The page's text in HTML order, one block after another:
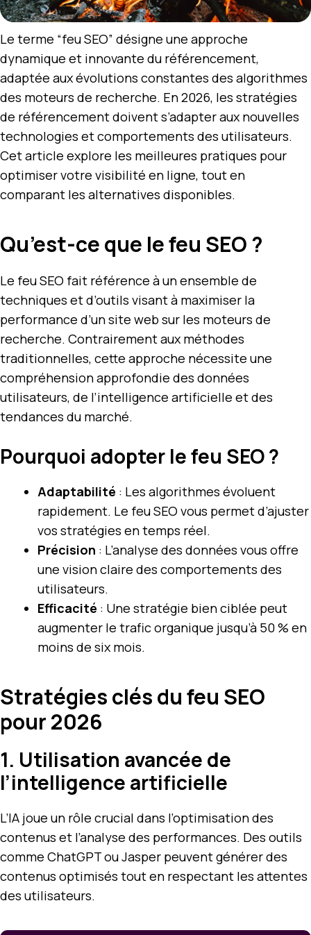
Le terme “feu SEO” désigne une approche
dynamique et innovante du référencement,
adaptée aux évolutions constantes des algorithmes
des moteurs de recherche. En 2026, les stratégies
de référencement doivent s’adapter aux nouvelles
technologies et comportements des utilisateurs.
Cet article explore les meilleures pratiques pour
optimiser votre visibilité en ligne, tout en
comparant les alternatives disponibles.
Qu’est-ce que le feu SEO ?
Le feu SEO fait référence à un ensemble de
techniques et d’outils visant à maximiser la
performance d’un site web sur les moteurs de
recherche. Contrairement aux méthodes
traditionnelles, cette approche nécessite une
compréhension approfondie des données
utilisateurs, de l’intelligence artificielle et des
tendances du marché.
Pourquoi adopter le feu SEO ?
Adaptabilité : Les algorithmes évoluent
rapidement. Le feu SEO vous permet d’ajuster
vos stratégies en temps réel.
Précision : L’analyse des données vous offre
une vision claire des comportements des
utilisateurs.
Efficacité : Une stratégie bien ciblée peut
augmenter le trafic organique jusqu’à 50 % en
moins de six mois.
Stratégies clés du feu SEO
pour 2026
1. Utilisation avancée de
l’intelligence artificielle
L’IA joue un rôle crucial dans l’optimisation des
contenus et l’analyse des performances. Des outils
comme ChatGPT ou Jasper peuvent générer des
contenus optimisés tout en respectant les attentes
des utilisateurs.